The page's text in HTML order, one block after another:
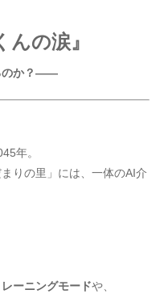
の涙』
のか？――
年。
りの里」には、一体のAI介
ーニングモードや、